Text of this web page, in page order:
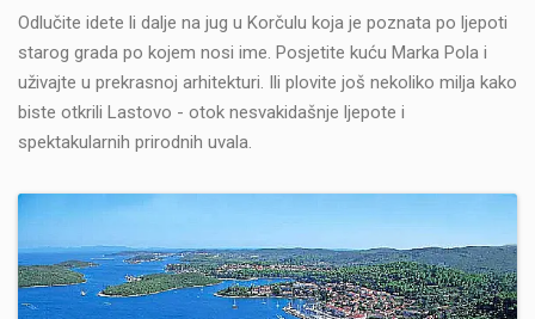
Odlučite idete li dalje na jug u Korčulu koja je poznata po ljepoti
starog grada po kojem nosi ime. Posjetite kuću Marka Pola i
uživajte u prekrasnoj arhitekturi. Ili plovite još nekoliko milja kako
biste otkrili Lastovo - otok nesvakidašnje ljepote i
spektakularnih prirodnih uvala.